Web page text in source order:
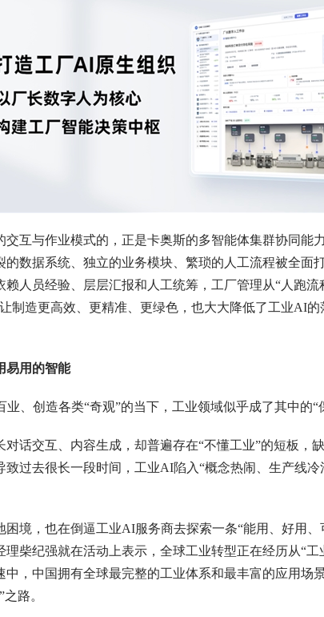
交互与作业模式的，正是卡奥斯的多智能体集群协同能
的数据系统、独立的业务模块、繁琐的人工流程被全面
赖人员经验、层层汇报和人工统筹，工厂管理从“人跑
制造更高效、更精准、更绿色，也大大降低了工业AI
易用的智能
、创造各类“奇观”的当下，工业领域似乎成了其中的“
对话交互、内容生成，却普遍存在“不懂工业”的短板，
致过去很长一段时间，工业AI陷入“概念热闹、生产线
困境，也在倒逼工业AI服务商去探索一条“能用、好用
理柴纪强就在活动上表示，全球工业转型正在经历从“工
中，中国拥有全球最完整的工业体系和最丰富的应用场
路。